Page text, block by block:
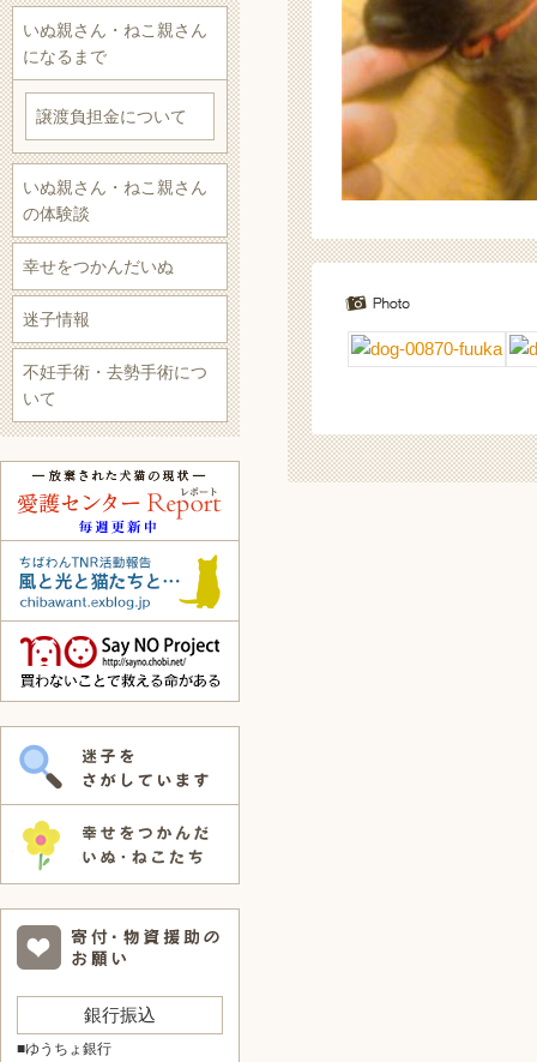
いぬ親さん・ねこ親さん
になるまで
譲渡負担金について
いぬ親さん・ねこ親さん
の体験談
幸せをつかんだいぬ
迷子情報
不妊手術・去勢手術につ
いて
銀行振込
■ゆうちょ銀行